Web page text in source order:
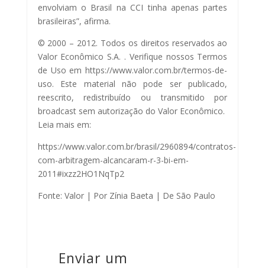
envolviam o Brasil na CCI tinha apenas partes
brasileiras”, afirma.
© 2000 – 2012. Todos os direitos reservados ao
Valor Econômico S.A. . Verifique nossos Termos
de Uso em https://www.valor.com.br/termos-de-
uso. Este material não pode ser publicado,
reescrito, redistribuído ou transmitido por
broadcast sem autorização do Valor Econômico.
Leia mais em:
https://www.valor.com.br/brasil/2960894/contratos-
com-arbitragem-alcancaram-r-3-bi-em-
2011#ixzz2HO1NqTp2
Fonte: Valor | Por Zínia Baeta | De São Paulo
Enviar um